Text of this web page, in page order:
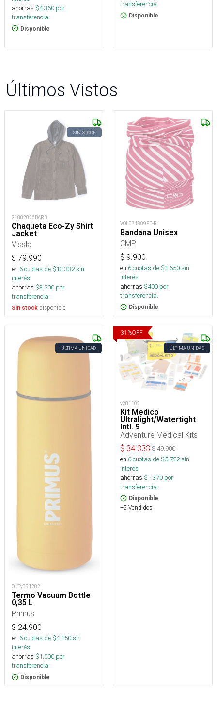
ahorras $4.360 por
transferencia.
Disponible
transferencia.
Disponible
Últimos Vistos
SIN STOCK
21882026BARB
Chaqueta Eco-Zy Shirt
Jacket
Vissla
$ 79.990
en 6cuotas de $13.332sin
interés
ahorras $3.200 por
transferencia.
Sin stock disponible
VOL071809FE-R
Bandana Unisex
CMP
$ 9.900
en 6cuotas de $1.650sin
interés
ahorras $400 por
transferencia.
Disponible
ÚLTIMA UNIDAD
OUTv091202
Termo Vacuum Bottle
0,35 L
Primus
$ 24.900
en 6cuotas de $4.150sin
interés
ahorras $1.000 por
transferencia.
Disponible
31 %OFF
ÚLTIMA UNIDAD
v281102
Kit Medico
Ultralight/Watertight
Intl. 9
Adventure Medical Kits
$ 34.333 $49.900
en 6cuotas de $5.722sin
interés
ahorras $1.370 por
transferencia.
Disponible
+5 Vendidos